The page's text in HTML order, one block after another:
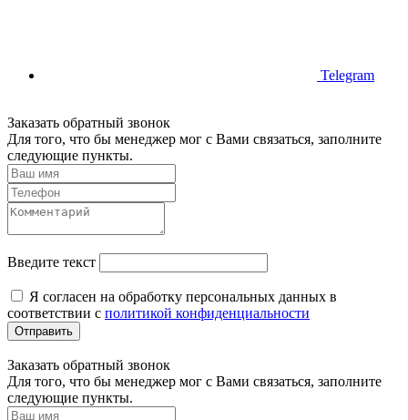
Telegram
Заказать обратный звонок
Для того, что бы менеджер мог с Вами связаться, заполните
следующие пункты.
Введите текст
Я согласен на обработку персональных данных в
соответствии с политикой конфиденциальности
Отправить
Заказать обратный звонок
Для того, что бы менеджер мог с Вами связаться, заполните
следующие пункты.